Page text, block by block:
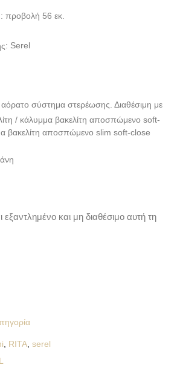
: προβολή 56 εκ.
: Serel
σύστημα στερέωσης. Διαθέσιμη με
/ κάλυμμα βακελίτη αποσπώμενο soft-
βακελίτη αποσπώμενο slim soft-close
εξαντλημένο και μη διαθέσιμο αυτή τη
RITA serel